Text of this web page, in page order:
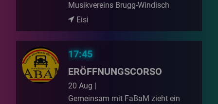
Musikvereins Brugg-Windisch
Eisi
17:45
ERÖFFNUNGSCORSO
20 Aug |
Gemeinsam mit FaBaM zieht ein